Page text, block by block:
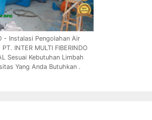
- Instalasi Pengolahan Air
INTER MULTI FIBERINDO
Sesuai Kebutuhan Limbah
Yang Anda Butuhkan .